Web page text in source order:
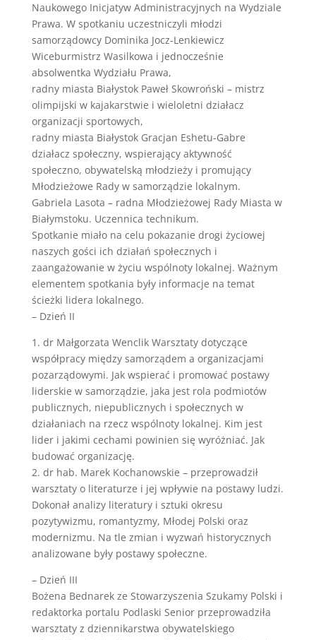
Naukowego Inicjatyw Administracyjnych na Wydziale
Prawa. W spotkaniu uczestniczyli młodzi
samorządowcy Dominika Jocz-Lenkiewicz
Wiceburmistrz Wasilkowa i jednocześnie
absolwentka Wydziału Prawa,
radny miasta Białystok Paweł Skowroński – mistrz
olimpijski w kajakarstwie i wieloletni działacz
organizacji sportowych,
radny miasta Białystok Gracjan Eshetu-Gabre
działacz społeczny, wspierający aktywność
społeczno, obywatelską młodzieży i promujący
Młodzieżowe Rady w samorządzie lokalnym.
Gabriela Lasota – radna Młodzieżowej Rady Miasta w
Białymstoku. Uczennica technikum.
Spotkanie miało na celu pokazanie drogi życiowej
naszych gości ich działań społecznych i
zaangażowanie w życiu wspólnoty lokalnej. Ważnym
elementem spotkania były informacje na temat
ścieżki lidera lokalnego.
– Dzień II
1. dr Małgorzata Wenclik Warsztaty dotyczące
współpracy między samorządem a organizacjami
pozarządowymi. Jak wspierać i promować postawy
liderskie w samorządzie, jaka jest rola podmiotów
publicznych, niepublicznych i społecznych w
działaniach na rzecz wspólnoty lokalnej. Kim jest
lider i jakimi cechami powinien się wyróżniać. Jak
budować organizację.
2. dr hab. Marek Kochanowskie – przeprowadził
warsztaty o literaturze i jej wpływie na postawy ludzi.
Dokonał analizy literatury i sztuki okresu
pozytywizmu, romantyzmy, Młodej Polski oraz
modernizmu. Na tle zmian i wyzwań historycznych
analizowane były postawy społeczne.
– Dzień III
Bożena Bednarek ze Stowarzyszenia Szukamy Polski i
redaktorka portalu Podlaski Senior przeprowadziła
warsztaty z dziennikarstwa obywatelskiego